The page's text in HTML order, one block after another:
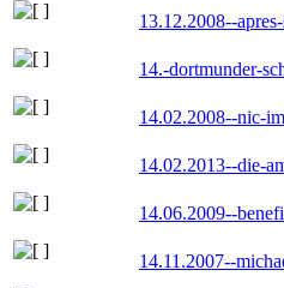
13.12.2008--
14.-dortmunder-
14.02.2008--nic-
14.02.2013--die-
14.06.2009--
14.11.2007--